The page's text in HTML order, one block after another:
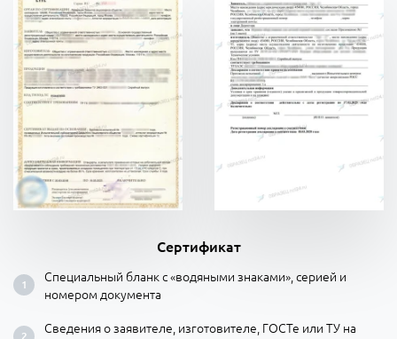
Сертификат
Специальный бланк с «водяными знаками», серией и
номером документа
Сведения о заявителе, изготовителе, ГОСТе или ТУ на